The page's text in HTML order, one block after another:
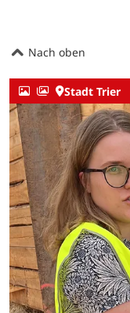
Nach oben
Stadt Trier